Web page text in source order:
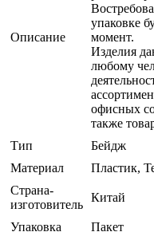
Описание
упаковке
момент.
Изделия
любому
офисных
также
Тип
Бейдж
Материал
Пластик,
Страна-
изготовитель
Китай
Упаковка
Пакет